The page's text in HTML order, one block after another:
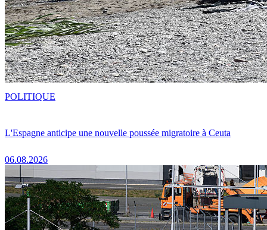
L'Espagne anticipe une nouvelle poussée migratoire à Ceuta
06.08.2026
POLITIQUE